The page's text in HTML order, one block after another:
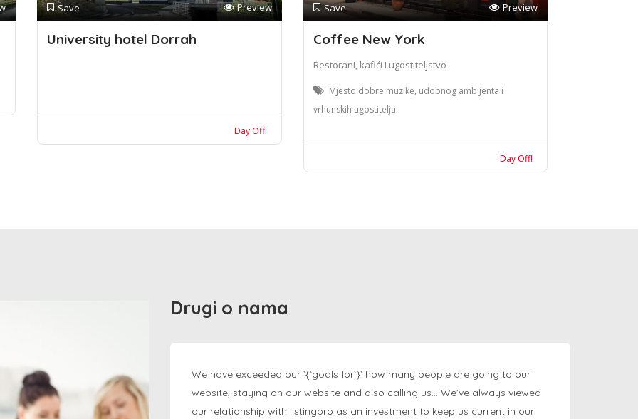
Save Preview
University hotel Dorrah
Day Off!
Save Preview
Coffee New York
Restorani, kafići i ugostiteljstvo
Mjesto dobre muzike, udobnog ambijenta i
vrhunskih ugostitelja.
Day Off!
Drugi o nama
We have exceeded our `{`goals for`}` how many people are going to our
website, staying on our website and also calling us… We’ve always viewed
our relationship with listingpro as an investment to keep us current in our